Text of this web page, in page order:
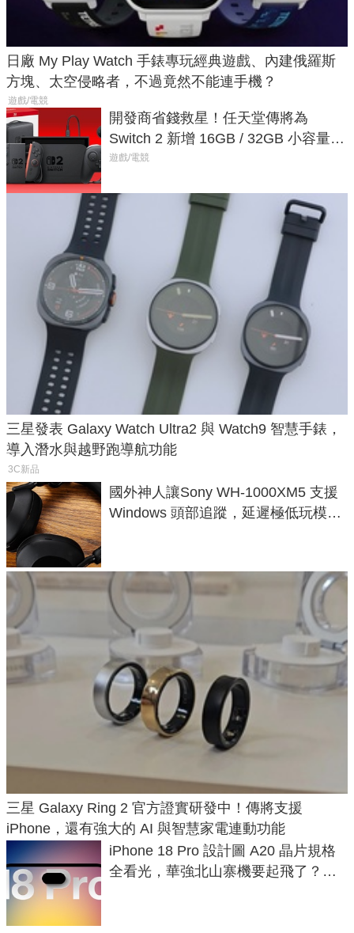
日廠 My Play Watch 手錶專玩經典遊戲、內建俄羅斯
方塊、太空侵略者，不過竟然不能連手機？
遊戲/電競
開發商省錢救星！任天堂傳將為
Switch 2 新增 16GB / 32GB 小容量遊
戲卡的選擇
遊戲/電競
三星發表 Galaxy Watch Ultra2 與 Watch9 智慧手錶，
導入潛水與越野跑導航功能
3C新品
國外神人讓Sony WH-1000XM5 支援
Windows 頭部追蹤，延遲極低玩模擬
三星 Galaxy Ring 2 官方證實研發中！傳將支援
iPhone，還有強大的 AI 與智慧家電連動功能
iPhone 18 Pro 設計圖 A20 晶片規格
全看光，華強北山寨機要起飛了？專